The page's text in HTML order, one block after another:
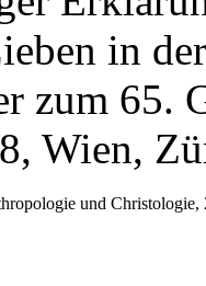
in
zum 65.
Wien,
und Christologie,